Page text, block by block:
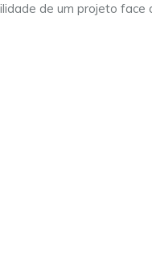
de um projeto